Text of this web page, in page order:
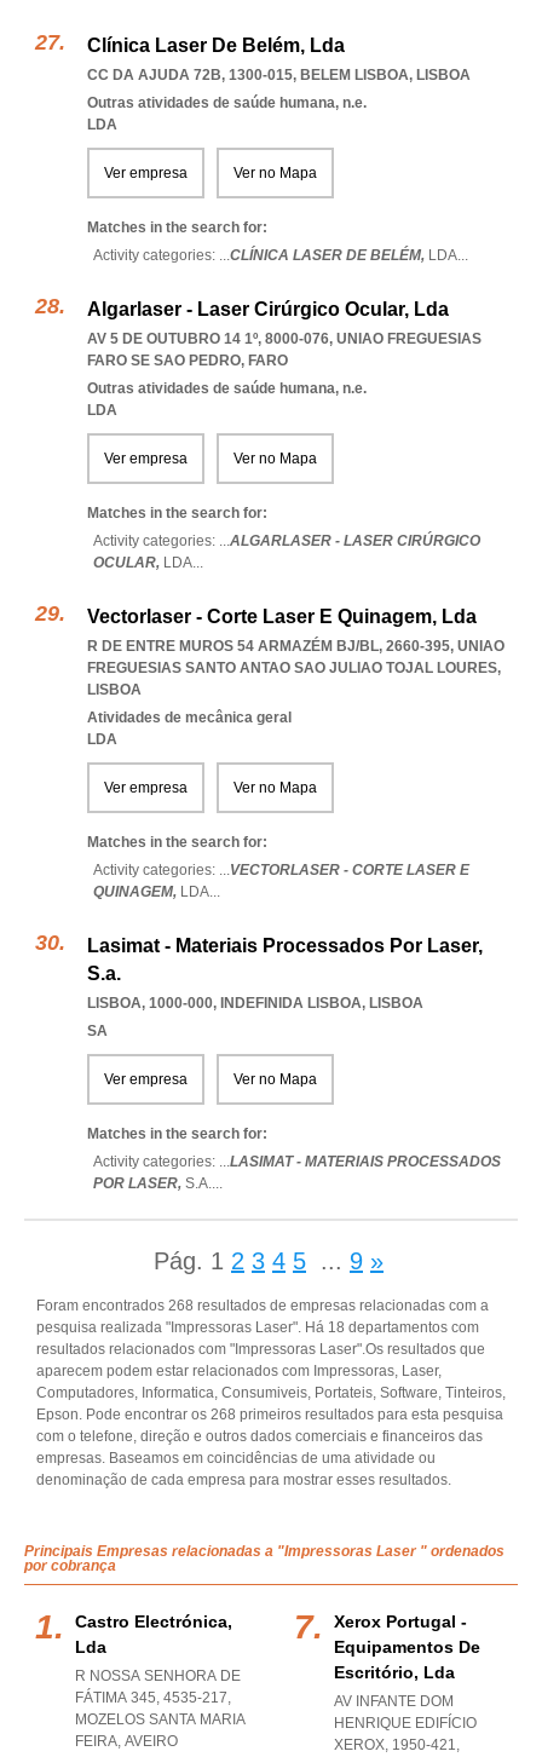
Clínica Laser De Belém, Lda
CC DA AJUDA 72B, 1300-015, BELEM LISBOA, LISBOA
Outras atividades de saúde humana, n.e.
LDA
Ver empresa Ver no Mapa
Matches in the search for:
Activity categories: ...CLÍNICA LASER DE BELÉM, LDA...
Algarlaser - Laser Cirúrgico Ocular, Lda
AV 5 DE OUTUBRO 14 1º, 8000-076, UNIAO FREGUESIAS
FARO SE SAO PEDRO, FARO
Outras atividades de saúde humana, n.e.
LDA
Ver empresa Ver no Mapa
Matches in the search for:
Activity categories: ...ALGARLASER - LASER CIRÚRGICO
OCULAR, LDA...
Vectorlaser - Corte Laser E Quinagem, Lda
R DE ENTRE MUROS 54 ARMAZÉM BJ/BL, 2660-395, UNIAO
FREGUESIAS SANTO ANTAO SAO JULIAO TOJAL LOURES,
LISBOA
Atividades de mecânica geral
LDA
Ver empresa Ver no Mapa
Matches in the search for:
Activity categories: ...VECTORLASER - CORTE LASER E
QUINAGEM, LDA...
Lasimat - Materiais Processados Por Laser,
S.a.
LISBOA, 1000-000, INDEFINIDA LISBOA, LISBOA
SA
Ver empresa Ver no Mapa
Matches in the search for:
Activity categories: ...LASIMAT - MATERIAIS PROCESSADOS
POR LASER, S.A....
Pág. 1 2 3 4 5 ... 9 »
Foram encontrados 268 resultados de empresas relacionadas com a
pesquisa realizada "Impressoras Laser". Há 18 departamentos com
resultados relacionados com "Impressoras Laser".Os resultados que
aparecem podem estar relacionados com Impressoras, Laser,
Computadores, Informatica, Consumiveis, Portateis, Software, Tinteiros,
Epson. Pode encontrar os 268 primeiros resultados para esta pesquisa
com o telefone, direção e outros dados comerciais e financeiros das
empresas. Baseamos em coincidências de uma atividade ou
denominação de cada empresa para mostrar esses resultados.
Principais Empresas relacionadas a "Impressoras Laser " ordenados
por cobrança
Castro Electrónica,
Lda
R NOSSA SENHORA DE
FÁTIMA 345, 4535-217,
MOZELOS SANTA MARIA
FEIRA, AVEIRO
Xerox Portugal -
Equipamentos De
Escritório, Lda
AV INFANTE DOM
HENRIQUE EDIFÍCIO
XEROX, 1950-421,